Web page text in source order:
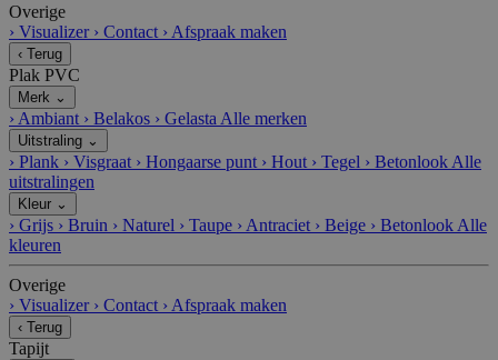
Overige
› Visualizer › Contact › Afspraak maken
‹ Terug
Plak PVC
Merk ⌄
› Ambiant › Belakos › Gelasta Alle merken
Uitstraling ⌄
› Plank › Visgraat › Hongaarse punt › Hout › Tegel › Betonlook Alle
uitstralingen
Kleur ⌄
› Grijs › Bruin › Naturel › Taupe › Antraciet › Beige › Betonlook Alle
kleuren
Overige
› Visualizer › Contact › Afspraak maken
‹ Terug
Tapijt